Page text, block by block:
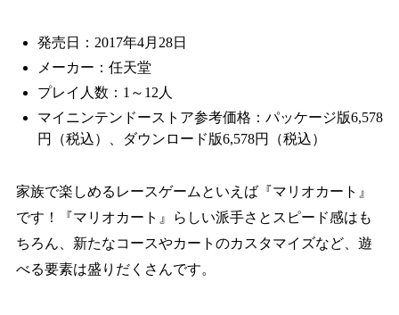
発売日：2017年4月28日
メーカー：任天堂
プレイ人数：1～12人
マイニンテンドーストア参考価格：パッケージ版6,578
円（税込）、ダウンロード版6,578円（税込）
家族で楽しめるレースゲームといえば『マリオカート』
です！『マリオカート』らしい派手さとスピード感はも
ちろん、新たなコースやカートのカスタマイズなど、遊
べる要素は盛りだくさんです。